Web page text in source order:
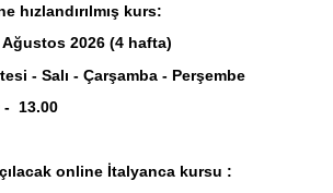
hızlandırılmış kurs:
Ağustos 2026 (4 hafta)
- Salı - Çarşamba - Perşembe
- 13.00
online İtalyanca kursu :